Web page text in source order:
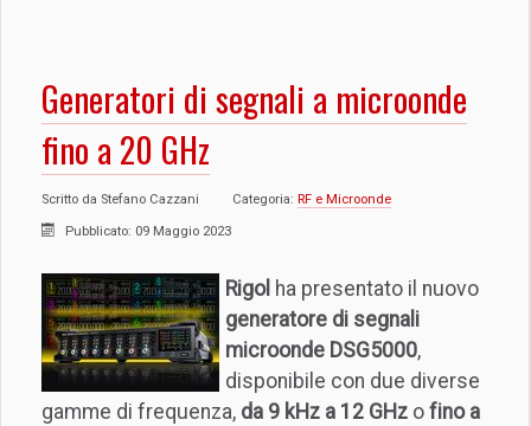
Generatori di segnali a microonde
fino a 20 GHz
Scritto da Stefano Cazzani Categoria: RF e Microonde
Pubblicato: 09 Maggio 2023
Rigol ha presentato il nuovo
generatore di segnali
microonde DSG5000,
disponibile con due diverse
gamme di frequenza, da 9 kHz a 12 GHz o fino a